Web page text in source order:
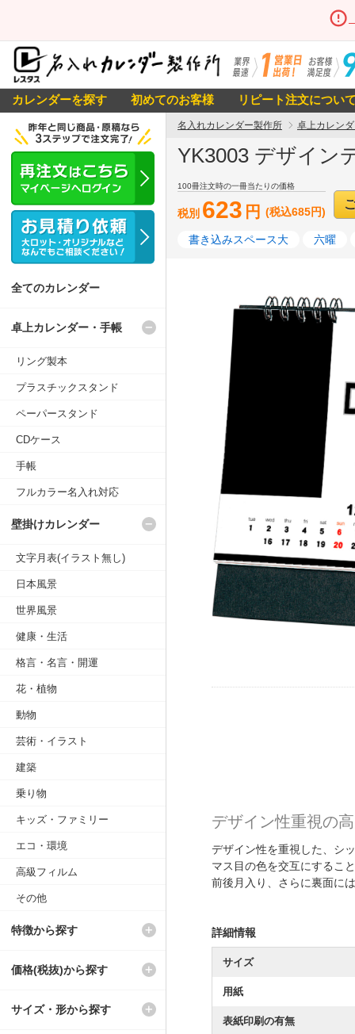
カレンダーを探す 初めてのお客様 リピート注文につい
名入れカレンダー製作所 卓上カレン
YK3003 デザイン
100冊注文時の一冊当たりの価格
税別 623 円 (税込685円)
書き込みスペース大 六曜
デザイン性重視の
デザイン性を重視した、シ
マス目の色を交互にするこ
前後月入り、さらに裏面に
詳細情報
サイズ
用紙
表紙印刷の有無
全てのカレンダー
卓上カレンダー・手帳
リング製本
プラスチックスタンド
ペーパースタンド
CDケース
手帳
フルカラー名入れ対応
壁掛けカレンダー
文字月表(イラスト無し)
日本風景
世界風景
健康・生活
格言・名言・開運
花・植物
動物
芸術・イラスト
建築
乗り物
キッズ・ファミリー
エコ・環境
高級フィルム
その他
特徴から探す
価格(税抜)から探す
サイズ・形から探す